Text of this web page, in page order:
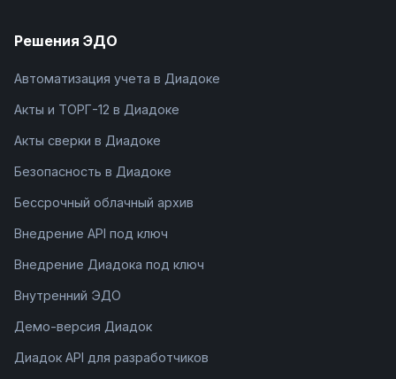
Решения ЭДО
Автоматизация учета в Диадоке
Акты и ТОРГ-12 в Диадоке
Акты сверки в Диадоке
Безопасность в Диадоке
Бессрочный облачный архив
Внедрение API под ключ
Внедрение Диадока под ключ
Внутренний ЭДО
Демо-версия Диадок
Диадок API для разработчиков